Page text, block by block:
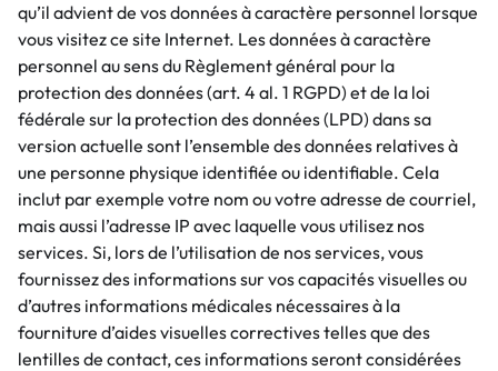
qu’il advient de vos données à caractère personnel lorsque
vous visitez ce site Internet. Les données à caractère
personnel au sens du Règlement général pour la
protection des données (art. 4 al. 1 RGPD) et de la loi
fédérale sur la protection des données (LPD) dans sa
version actuelle sont l’ensemble des données relatives à
une personne physique identifiée ou identifiable. Cela
inclut par exemple votre nom ou votre adresse de courriel,
mais aussi l’adresse IP avec laquelle vous utilisez nos
services. Si, lors de l’utilisation de nos services, vous
fournissez des informations sur vos capacités visuelles ou
d’autres informations médicales nécessaires à la
fourniture d’aides visuelles correctives telles que des
lentilles de contact, ces informations seront considérées